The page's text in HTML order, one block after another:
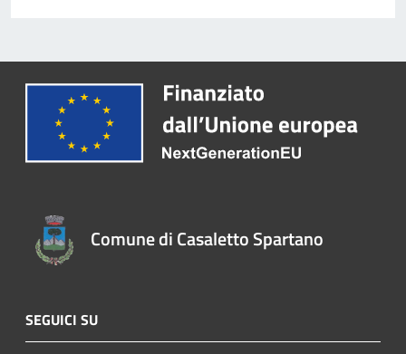
Comune di Casaletto Spartano
SEGUICI SU